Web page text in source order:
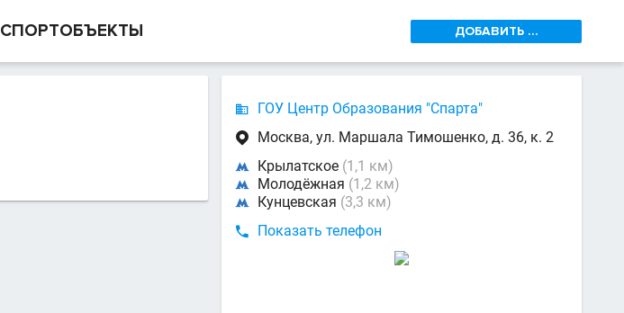
СПОРТОБЪЕКТЫ ДОБАВИТЬ ...
 ГОУ Центр Образования "Спарта"
 Москва, ул. Маршала Тимошенко, д. 36, к. 2
 Крылатское (1,1 км)
 Молодёжная (1,2 км)
 Кунцевская (3,3 км)
 Показать телефон